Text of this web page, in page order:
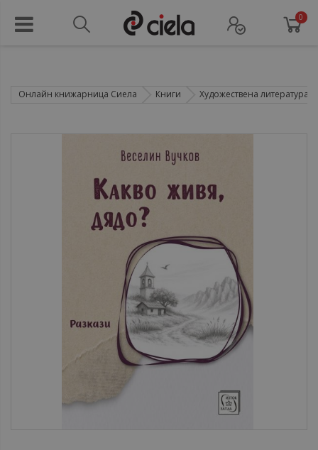
0
Онлайн книжарница Сиела Книги Художествена литература